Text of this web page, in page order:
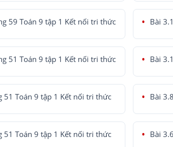
59 Toán 9 tập 1 Kết nối tri thức Bài
51 Toán 9 tập 1 Kết nối tri thức Bài
51 Toán 9 tập 1 Kết nối tri thức Bài
51 Toán 9 tập 1 Kết nối tri thức Bài